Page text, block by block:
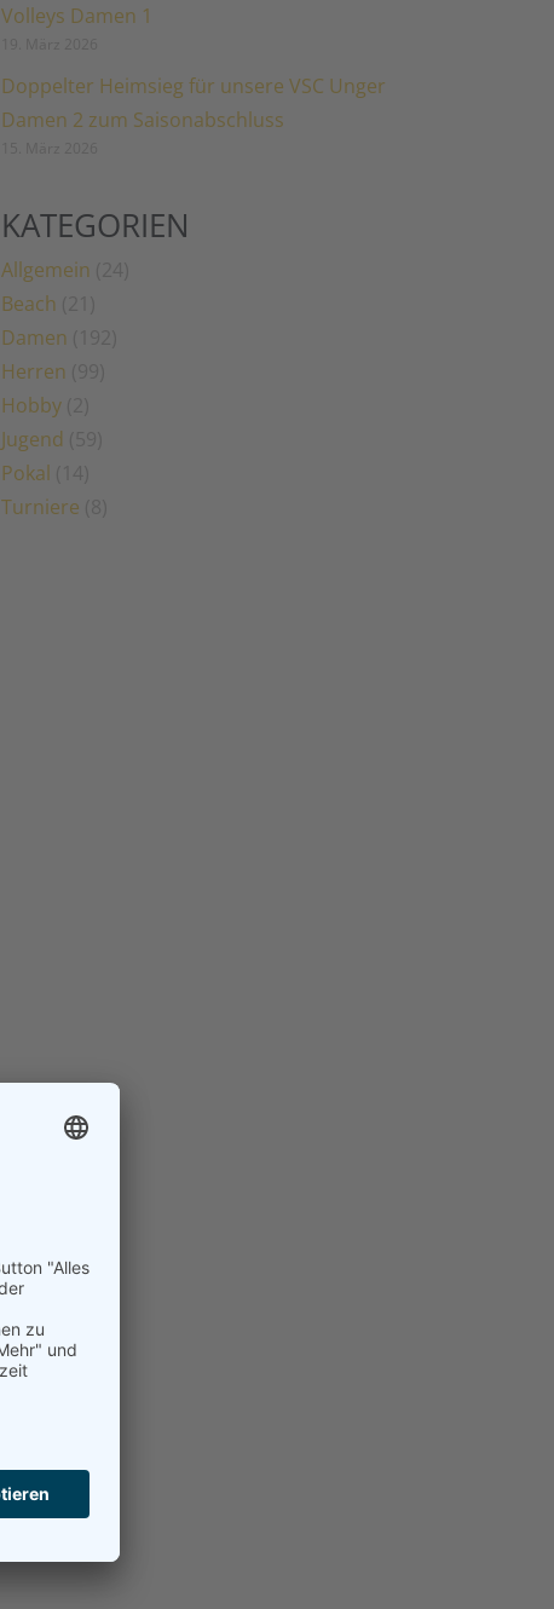
Volleys Damen 1
Doppelter Heimsieg für unsere VSC Unger
Damen 2 zum Saisonabschluss
KATEGORIEN
Allgemein
Beach
Damen
Herren
Hobby
Jugend
Pokal
Turniere